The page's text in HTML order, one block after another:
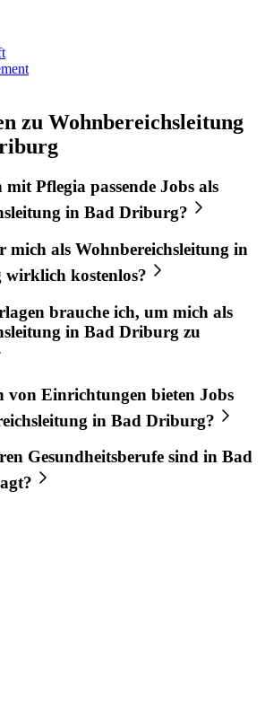
zu Wohnbereichsleitung
mitPflegia passende Jobs als
in Bad Driburg?
mich als Wohnbereichsleitung in
wirklich kostenlos?
brauche ich, um mich als
in Bad Driburg zu
von Einrichtungen bieten Jobs
in Bad Driburg?
Gesundheitsberufe sind in Bad